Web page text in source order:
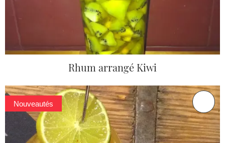
Rhum arrangé Kiwi
Nouveautés